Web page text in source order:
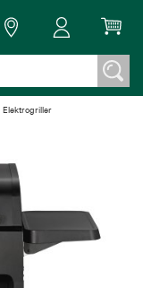
Elektrogriller